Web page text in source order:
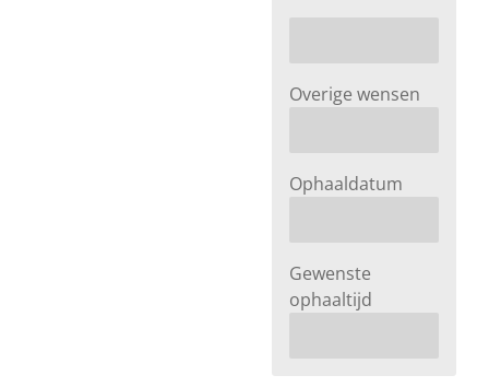
Overige wensen
Ophaaldatum
Gewenste
ophaaltijd